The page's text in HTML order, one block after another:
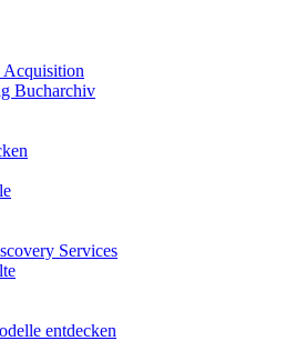
Acquisition
Bucharchiv
Services
entdecken